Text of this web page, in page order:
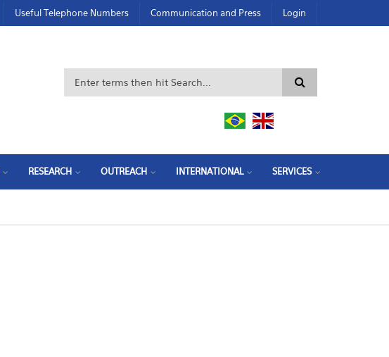
Useful Telephone Numbers Communication and Press Login
Search form
RESEARCH OUTREACH INTERNATIONAL SERVICES